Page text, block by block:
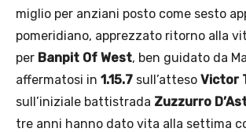
miglio per anziani posto come sesto
pomeridiano, apprezzato ritorno alla
per Banpit Of West, ben guidato da
affermatosi in 1.15.7 sull’atteso Victor
sull’iniziale battistrada Zuzzurro
tre anni hanno dato vita alla settima